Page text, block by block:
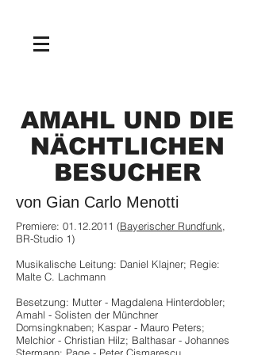
AMAHL UND DIE
NÄCHTLICHEN
BESUCHER
von Gian Carlo Menotti
Premiere: 01.12.2011 (Bayerischer Rundfunk
BR-Studio 1)
Musikalische Leitung: Daniel Klajner; Regie:
Malte C. Lachmann
Besetzung: Mutter - Magdalena Hinterdobler;
Amahl - Solisten der Münchner
Domsingknaben; Kaspar - Mauro Peters;
Melchior - Christian Hilz; Balthasar - Johannes